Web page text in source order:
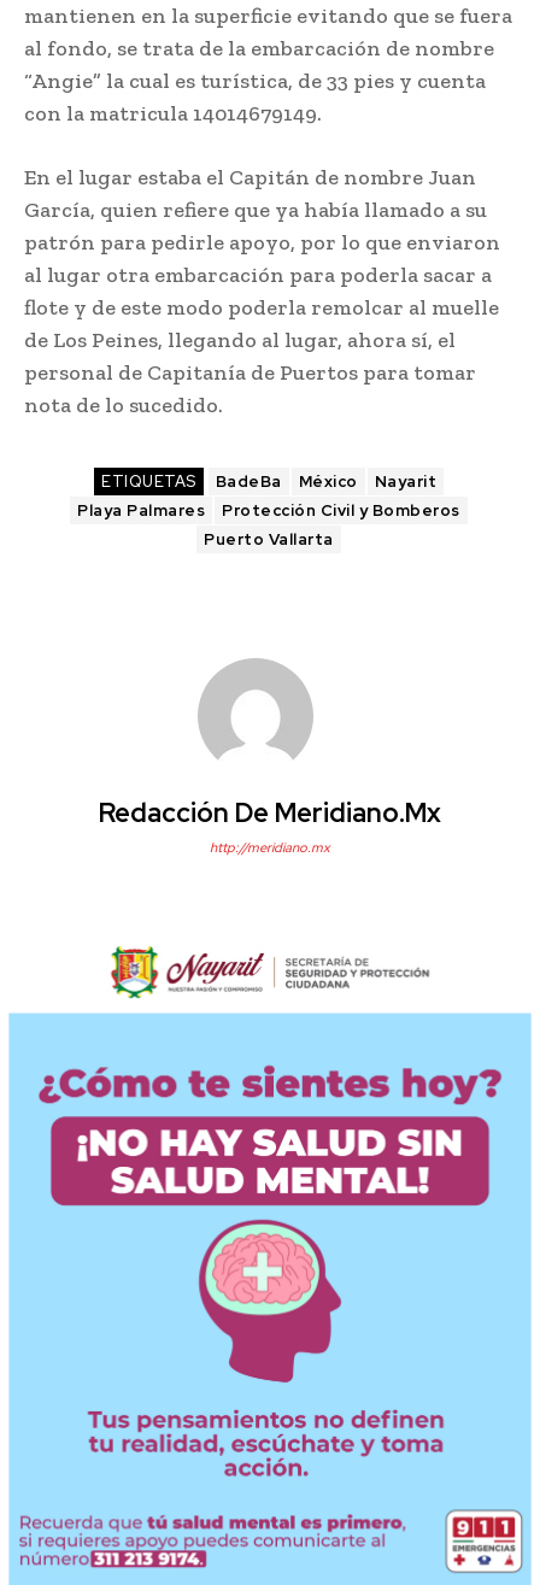
mantienen en la superficie evitando que se fuera
al fondo, se trata de la embarcación de nombre
“Angie” la cual es turística, de 33 pies y cuenta
con la matricula 14014679149.
En el lugar estaba el Capitán de nombre Juan
García, quien refiere que ya había llamado a su
patrón para pedirle apoyo, por lo que enviaron
al lugar otra embarcación para poderla sacar a
flote y de este modo poderla remolcar al muelle
de Los Peines, llegando al lugar, ahora sí, el
personal de Capitanía de Puertos para tomar
nota de lo sucedido.
ETIQUETAS BadeBa México
Nayarit
Playa Palmares
Protección Civil y Bomberos
Puerto Vallarta
Redacción De Meridiano.mx
http://meridiano.mx